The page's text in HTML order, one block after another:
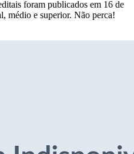
foram publicados em 16 de
médio e superior. Não perca!